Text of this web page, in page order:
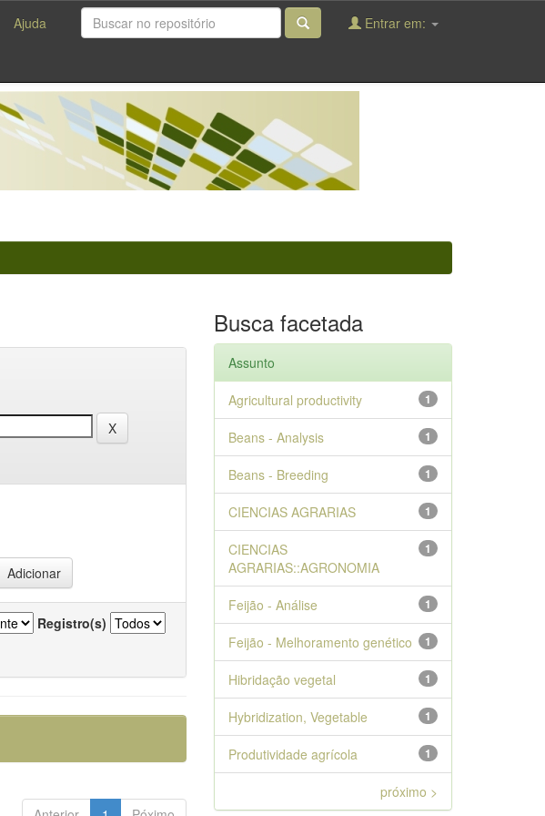
Ajuda Entrar em:
Registro(s)
Busca facetada
Assunto
1
Agricultural productivity
1
Beans - Analysis
1
Beans - Breeding
1
CIENCIAS AGRARIAS
1
CIENCIAS
AGRARIAS::AGRONOMIA
1
Feijão - Análise
1
Feijão - Melhoramento genético
1
Hibridação vegetal
1
Hybridization, Vegetable
1
Produtividade agrícola
próximo >